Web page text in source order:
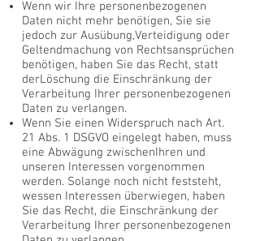
Wenn wir Ihre personenbezogenen
Daten nicht mehr benötigen, Sie sie
jedoch zur Ausübung,Verteidigung oder
Geltendmachung von Rechtsansprüchen
benötigen, haben Sie das Recht, statt
derLöschung die Einschränkung der
Verarbeitung Ihrer personenbezogenen
Daten zu verlangen.
Wenn Sie einen Widerspruch nach Art.
21 Abs. 1 DSGVO eingelegt haben, muss
eine Abwägung zwischenIhren und
unseren Interessen vorgenommen
werden. Solange noch nicht feststeht,
wessen Interessen überwiegen, haben
Sie das Recht, die Einschränkung der
Verarbeitung Ihrer personenbezogenen